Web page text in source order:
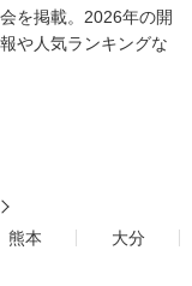
を掲載。2026年の開
や人気ランキングな
熊本
大分